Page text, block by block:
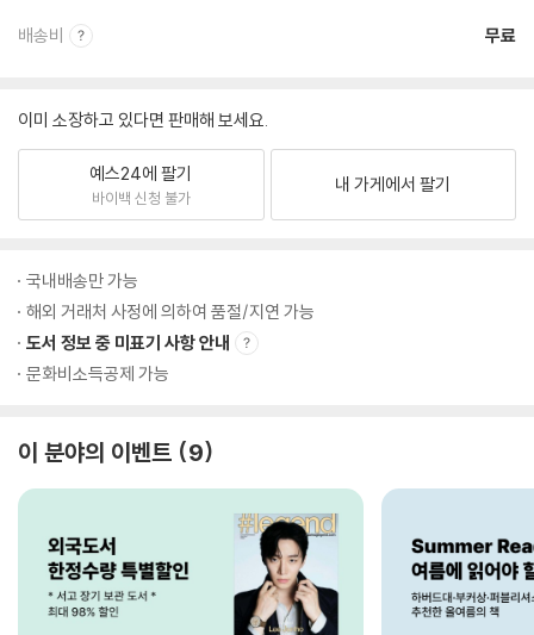
배송비 무료
이미 소장하고 있다면 판매해 보세요.
예스24에 팔기
바이백 신청 불가
내 가게에서 팔기
국내배송만 가능
해외 거래처 사정에 의하여 품절/지연 가능
도서 정보 중 미표기 사항 안내
문화비소득공제 가능
이 분야의 이벤트 9